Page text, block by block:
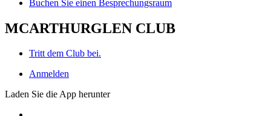
Buchen Sie einen Besprechungsraum
MCARTHURGLEN CLUB
Tritt dem Club bei.
Anmelden
Laden Sie die App herunter